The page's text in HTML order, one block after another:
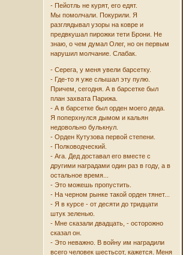
- Пейотль не курят, его едят.
Мы помолчали. Покурили. Я
разглядывал узоры на ковре и
предвкушал пирожки тети Брони. Не
знаю, о чем думал Олег, но он первым
нарушил молчание. Слабак.
- Серега, у меня увели барсетку.
- Где-то я уже слышал эту пулю.
Причем, сегодня. А в барсетке был
план захвата Парижа.
- А в барсетке был орден моего деда.
Я поперхнулся дымом и кальян
недовольно булькнул.
- Орден Кутузова первой степени.
- Полководческий.
- Ага. Дед доставал его вместе с
другими наградами один раз в году, а в
остальное время...
- Это можешь пропустить.
- На черном рынке такой орден тянет...
- Я в курсе - от десяти до тридцати
штук зеленью.
- Мне сказали двадцать, - осторожно
сказал он.
- Это неважно. В войну им наградили
всего человек шестьсот, кажется. Меня